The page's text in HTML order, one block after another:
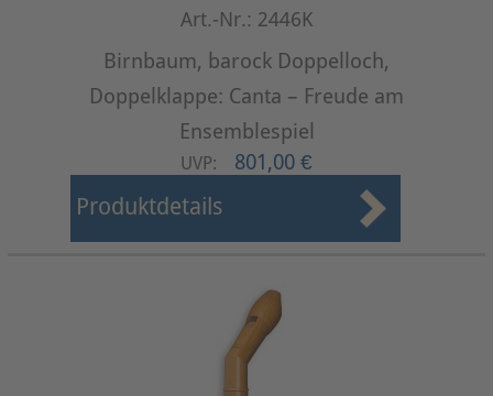
Art.-Nr.: 2446K
Birnbaum, barock Doppelloch,
Doppelklappe: Canta – Freude am
Ensemblespiel
UVP: 801,00 €
Produktdetails